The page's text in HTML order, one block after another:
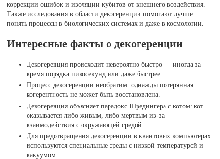
коррекции ошибок и изоляции кубитов от внешнего воздействия.
Также исследования в области декогеренции помогают лучше
понять процессы в биологических системах и даже в космологии.
Интересные факты о декогеренции
Декогеренция происходит невероятно быстро — иногда за
время порядка пикосекунд или даже быстрее.
Процесс декогеренции необратим: однажды потерянная
когерентность не может быть восстановлена.
Декогеренция объясняет парадокс Шредингера с котом: кот
оказывается либо живым, либо мертвым из-за
взаимодействия с окружающей средой.
Для предотвращения декогеренции в квантовых компьютерах
используются специальные среды с низкой температурой и
вакуумом.